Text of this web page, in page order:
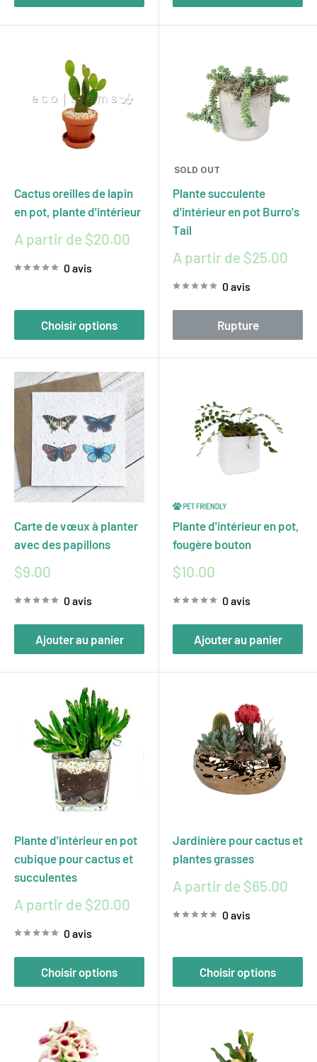
Cactus oreilles de lapin
en pot, plante d'intérieur
Prix
réduit
A partir de $20.00
0 avis
Choisir options
SOLD OUT
Plante succulente
d'intérieur en pot Burro's
Tail
Prix
réduit
A partir de $25.00
0 avis
Rupture
Carte de vœux à planter
avec des papillons
Prix
$9.00
0 avis
Ajouter au panier
Plante d'intérieur en pot,
fougère bouton
Prix
$10.00
0 avis
Ajouter au panier
Plante d'intérieur en pot
cubique pour cactus et
succulentes
Prix
réduit
A partir de $20.00
0 avis
Choisir options
Jardinière pour cactus et
plantes grasses
Prix
réduit
A partir de $65.00
0 avis
Choisir options